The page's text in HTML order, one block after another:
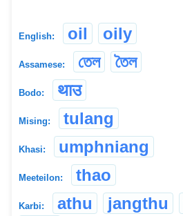
English: oil oily
Assamese: তেল তৈল
Bodo: थाउ
Mising: tulang
Khasi: umphniang
Meeteilon: thao
Karbi: athu jangthu